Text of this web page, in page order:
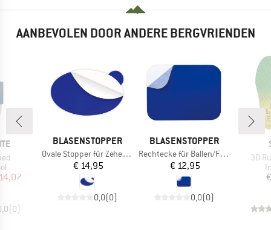
AANBEVOLEN DOOR ANDERE BERGVRIENDEN
prijs
(0)
MERK
BLASENSTOPPER
Artikel
Ovale Stopper für Zehen/Fusskante
Prijs
€ 14,95
0,0(0)
MERK
BLASENSTOPPER
Artikel
Rechtecke für Ballen/Ferse
Prijs
€ 12,95
0,0(0)
3D